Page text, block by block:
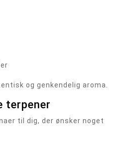
og genkendelig aroma.
terpener
til dig, der ønsker noget